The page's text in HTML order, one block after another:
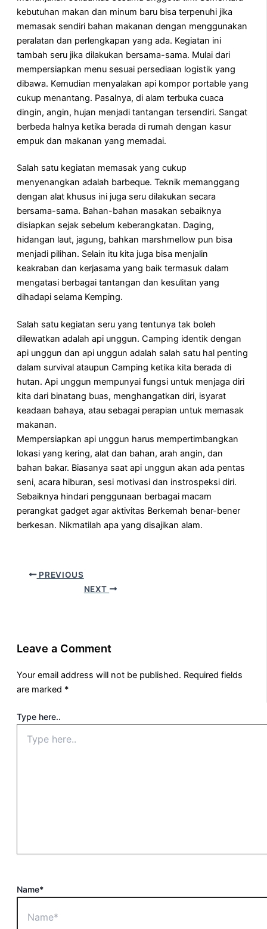
kebutuhan makan dan minum baru bisa terpenuhi jika
memasak sendiri bahan makanan dengan menggunakan
peralatan dan perlengkapan yang ada. Kegiatan ini
tambah seru jika dilakukan bersama-sama. Mulai dari
mempersiapkan menu sesuai persediaan logistik yang
dibawa. Kemudian menyalakan api kompor portable yang
cukup menantang. Pasalnya, di alam terbuka cuaca
dingin, angin, hujan menjadi tantangan tersendiri. Sangat
berbeda halnya ketika berada di rumah dengan kasur
empuk dan makanan yang memadai.
Salah satu kegiatan memasak yang cukup
menyenangkan adalah barbeque. Teknik memanggang
dengan alat khusus ini juga seru dilakukan secara
bersama-sama. Bahan-bahan masakan sebaiknya
disiapkan sejak sebelum keberangkatan. Daging,
hidangan laut, jagung, bahkan marshmellow pun bisa
menjadi pilihan. Selain itu kita juga bisa menjalin
keakraban dan kerjasama yang baik termasuk dalam
mengatasi berbagai tantangan dan kesulitan yang
dihadapi selama Kemping.
Salah satu kegiatan seru yang tentunya tak boleh
dilewatkan adalah api unggun. Camping identik dengan
api unggun dan api unggun adalah salah satu hal penting
dalam survival ataupun Camping ketika kita berada di
hutan. Api unggun mempunyai fungsi untuk menjaga diri
kita dari binatang buas, menghangatkan diri, isyarat
keadaan bahaya, atau sebagai perapian untuk memasak
makanan.
Mempersiapkan api unggun harus mempertimbangkan
lokasi yang kering, alat dan bahan, arah angin, dan
bahan bakar. Biasanya saat api unggun akan ada pentas
seni, acara hiburan, sesi motivasi dan instrospeksi diri.
Sebaiknya hindari penggunaan berbagai macam
perangkat gadget agar aktivitas Berkemah benar-bener
berkesan. Nikmatilah apa yang disajikan alam.
PREVIOUS
NEXT
Leave a Comment
Your email address will not be published. Required fields
are marked *
Type here..
Name*